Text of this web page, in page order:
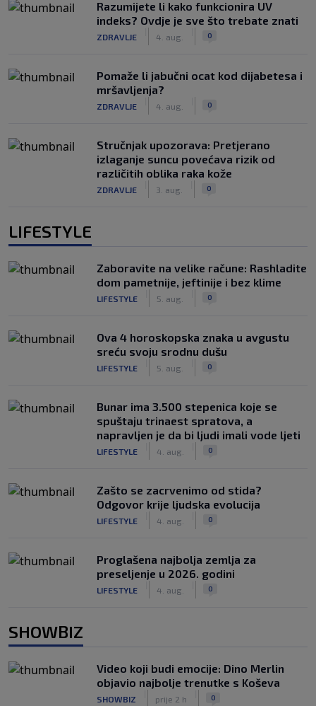
Razumijete li kako funkcionira UV
indeks? Ovdje je sve što trebate znati
ZDRAVLJE 4. aug. 0
Pomaže li jabučni ocat kod dijabetesa i
mršavljenja?
ZDRAVLJE 4. aug. 0
Stručnjak upozorava: Pretjerano
izlaganje suncu povećava rizik od
različitih oblika raka kože
ZDRAVLJE 3. aug. 0
LIFESTYLE
Zaboravite na velike račune: Rashladite
dom pametnije, jeftinije i bez klime
LIFESTYLE 5. aug. 0
Ova 4 horoskopska znaka u avgustu
sreću svoju srodnu dušu
LIFESTYLE 5. aug. 0
Bunar imа 3.500 stepenica koje se
spuštaju trinaest spratova, a
napravljen je da bi ljudi imali vode ljeti
LIFESTYLE 4. aug. 0
Zašto se zacrvenimo od stida?
Odgovor krije ljudska evolucija
LIFESTYLE 4. aug. 0
Proglašena najbolja zemlja za
preseljenje u 2026. godini
LIFESTYLE 4. aug. 0
SHOWBIZ
Video koji budi emocije: Dino Merlin
objavio najbolje trenutke s Koševa
SHOWBIZ prije 2 h 0